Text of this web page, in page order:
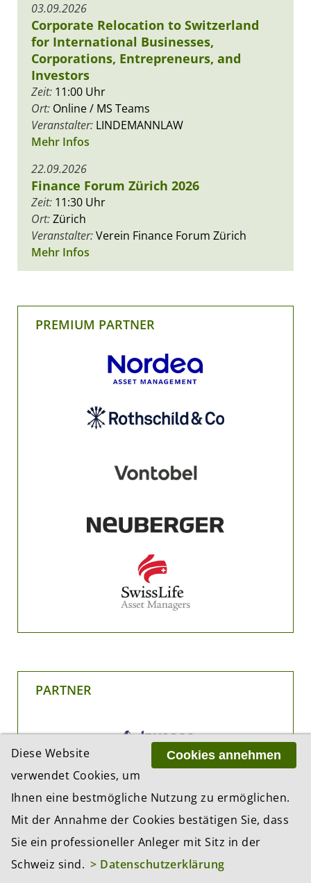
03.09.2026
Corporate Relocation to Switzerland
for International Businesses,
Corporations, Entrepreneurs, and
Investors
Zeit: 11:00 Uhr
Ort: Online / MS Teams
Veranstalter: LINDEMANNLAW
Mehr Infos
22.09.2026
Finance Forum Zürich 2026
Zeit: 11:30 Uhr
Ort:Zürich
Veranstalter:Verein Finance Forum Zürich
Mehr Infos
PREMIUM PARTNER
PARTNER
Cookies annehmen
Diese Website
verwendet Cookies, um
Ihnen eine bestmögliche Nutzung zu ermöglichen.
Mit der Annahme der Cookies bestätigen Sie, dass
Sie ein professioneller Anleger mit Sitz in der
Schweiz sind. > Datenschutzerklärung